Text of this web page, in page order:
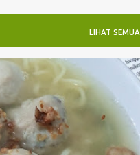
LIHAT SEMUA